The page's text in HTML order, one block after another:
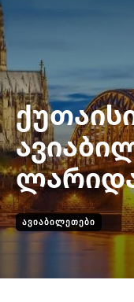
ᲐᲕᲘᲐᲑᲘᲚᲔᲗᲔᲑᲘ